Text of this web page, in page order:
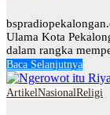
Ulama Kota
dalam rangka
Baca Selanjutnya
ArtikelNasionalReligi